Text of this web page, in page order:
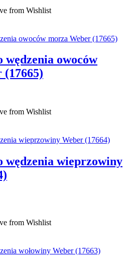
from Wishlist
wędzenia owoców
(17665)
from Wishlist
wędzenia wieprzowiny
from Wishlist